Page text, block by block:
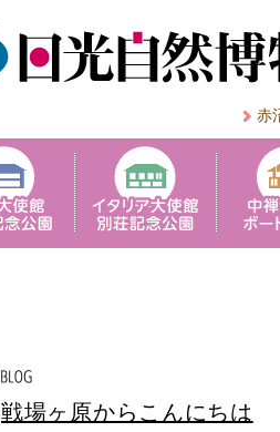
赤
戦場ヶ原からこんにちは